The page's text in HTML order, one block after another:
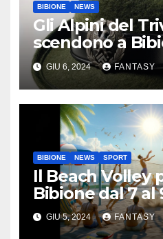
BIBIONE NEWS
Gli Alpini del
scendono a
GIU 6, 2024 FANTASY
BIBIONE NEWS SPORT
Il Beach Volley
Bibione dal 7 al
GIU 5, 2024 FANTASY